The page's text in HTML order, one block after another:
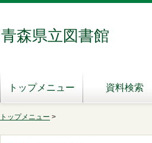
青森県立図書館
トップメニュー 資料検索
トップメニュー >